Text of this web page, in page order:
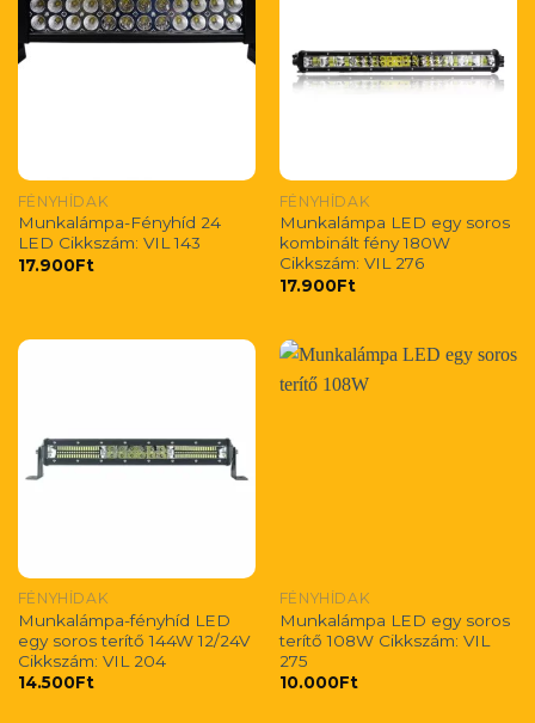
FÉNYHÍDAK
Munkalámpa-Fényhíd 24
LED Cikkszám: VIL 143
17.900Ft
FÉNYHÍDAK
Munkalámpa LED egy soros
kombinált fény 180W
Cikkszám: VIL 276
17.900Ft
FÉNYHÍDAK
Munkalámpa-fényhíd LED
egy soros terítő 144W 12/24V
Cikkszám: VIL 204
14.500Ft
FÉNYHÍDAK
Munkalámpa LED egy soros
terítő 108W Cikkszám: VIL
275
10.000Ft